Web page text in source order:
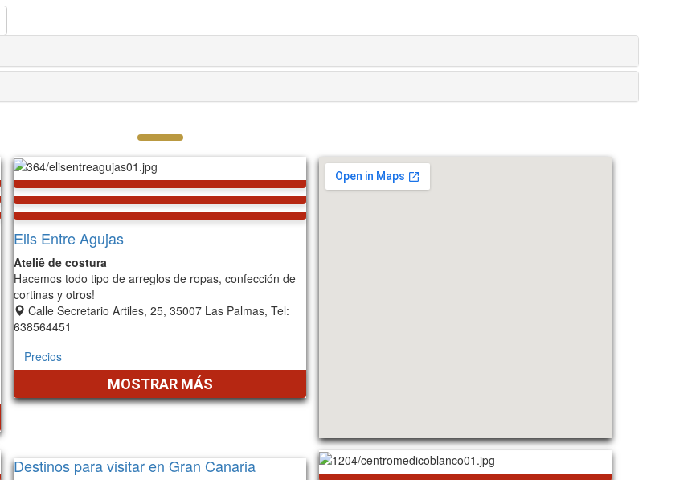
Elis Entre Agujas
Ateliê de costura
Hacemos todo tipo de arreglos de ropas, confección de
cortinas y otros!
Calle Secretario Artiles, 25, 35007 Las Palmas, Tel:
638564451
Precios
MOSTRAR MÁS
Destinos para visitar en Gran Canaria